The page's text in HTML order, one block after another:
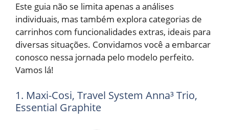
Este guia não se limita apenas a análises
individuais, mas também explora categorias de
carrinhos com funcionalidades extras, ideais para
diversas situações. Convidamos você a embarcar
conosco nessa jornada pelo modelo perfeito.
Vamos lá!
1. Maxi-Cosi, Travel System Anna³ Trio,
Essential Graphite